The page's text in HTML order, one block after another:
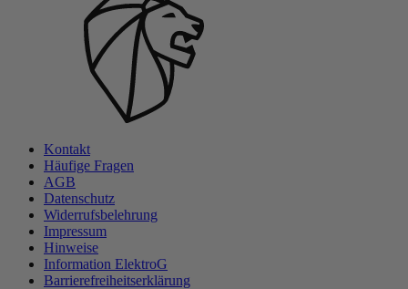
Kontakt
Häufige Fragen
AGB
Datenschutz
Widerrufsbelehrung
Impressum
Hinweise
Information ElektroG
Barrierefreiheitserklärung